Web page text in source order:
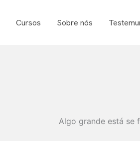
Cursos Sobre nós
Algo grande está se